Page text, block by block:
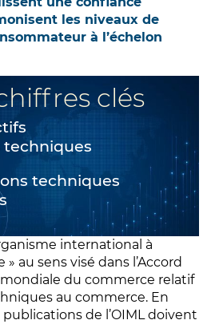
les niveaux de
à l’échelon
clés
techniques
techniques
international à
au sens visé dans l’Accord
mondiale du commerce relatif
au commerce. En
de l’OIML doivent